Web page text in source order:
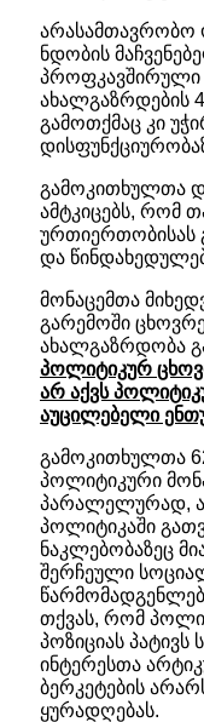
არასამთავრობო
ნდობის
პროფკავშირული
ახალგაზრდების
გამოთქმაც კი
გამოკითხულთა
ამტკიცებს, რომ
ურთიერთობისას
და
მონაცემთა
გარემოში
ახალგაზრდობა
პოლიტიკურ
არ აქვს
აუცილებელი
გამოკითხულთა
პოლიტიკური
პარალელურად,
პოლიტიკაში
ნაკლებობაზეც
შერჩეული
თქვას, რომ
პოზიციას პატივს
ინტერესთა
ბერკეტების
ყურადღებას.